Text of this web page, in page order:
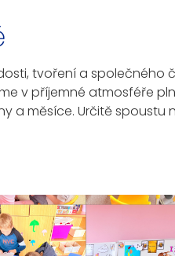
tvoření a společného
v příjemné atmosféře
a měsíce. Určitě